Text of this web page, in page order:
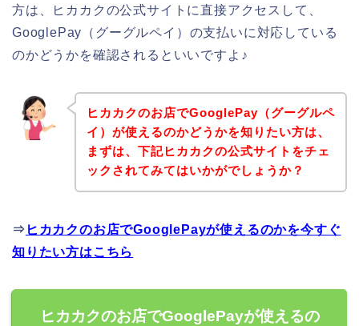
方は、ヒカカクの公式サイトに直接アクセスして、
GooglePay（グーグルペイ）の支払いに対応している
のかどうかを確認されるといいですよ♪
ヒカカクのお店でGooglePay（グーグルペ
イ）が使えるのかどうかを知りたい方は、
まずは、下記ヒカカクの公式サイトをチェ
ックされてみてはいかがでしょうか？
⇒ ヒカカクのお店でGooglePayが使えるのかを今すぐ
知りたい方はこちら
ヒカカクのお店でGooglePayが使えるの